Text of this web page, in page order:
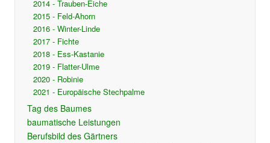
2014 - Trauben-Eiche
2015 - Feld-Ahorn
2016 - Winter-Linde
2017 - Fichte
2018 - Ess-Kastanie
2019 - Flatter-Ulme
2020 - Robinie
2021 - Europäische Stechpalme
Tag des Baumes
baumatische Leistungen
Berufsbild des Gärtners